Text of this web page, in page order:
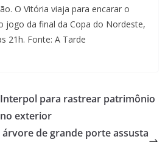
O Vitória viaja para encarar o
jogo da final da Copa do Nordeste,
21h. Fonte: A Tarde
para rastrear patrimônio
exterior
árvore de grande porte assusta